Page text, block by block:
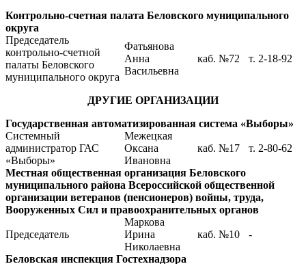
Контрольно-счетная палата Беловского муниципального
округа
Председатель
контрольно-счетной
палаты Беловского
муниципального округа
Фатьянова
Анна
Васильевна
каб. №72 т. 2-18-92
ДРУГИЕ ОРГАНИЗАЦИИ
Государственная автоматизированная система «Выборы»
Системный
администратор ГАС
«Выборы»
Межецкая
Оксана
Ивановна
каб. №17 т. 2-80-62
Местная общественная организация Беловского
муниципального района Всероссийской общественной
организации ветеранов (пенсионеров) войны, труда,
Вооруженных Сил и правоохранительных органов
Председатель
Маркова
Ирина
Николаевна
каб. №10 -
Беловская инспекция Гостехнадзора